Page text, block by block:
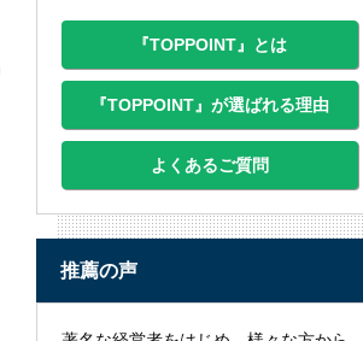
『TOPPOINT』とは
『TOPPOINT』が選ばれる理由
よくあるご質問
推薦の声